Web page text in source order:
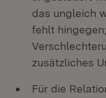
das ungleich
fehlt
zusätzliches
Für die